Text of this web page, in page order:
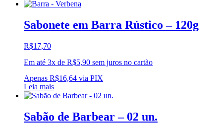
Sabonete em Barra Rústico – 120g
R$17,70
Em até 3x de R$5,90 sem juros no cartão
Apenas R$16,64 via PIX
Leia mais
Sabão de Barbear – 02 un.